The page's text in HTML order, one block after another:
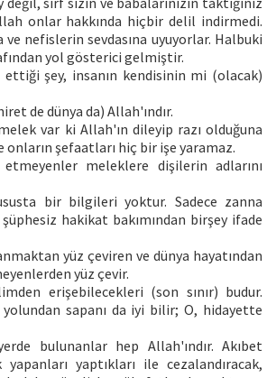
onlar hakkında hiçbir delil indirmedi.
ve nefislerin sevdasına uyuyorlar. Halbuki
yol gösterici gelmiştir.
ettiği şey, insanın kendisinin mi (olacak)
de dünya da) Allah'ındır.
var ki Allah'ın dileyip razı olduğuna
onların şefaatları hiç bir işe yaramaz.
meleklere dişilerin adlarını
bir bilgileri yoktur. Sadece zanna
hakikat bakımından birşey ifade
yüz çeviren ve dünya hayatından
yüz çevir.
erişebilecekleri (son sınır) budur.
sapanı da iyi bilir; O, hidayette
bulunanlar hep Allah'ındır. Akıbet
yaptıkları ile cezalandıracak,